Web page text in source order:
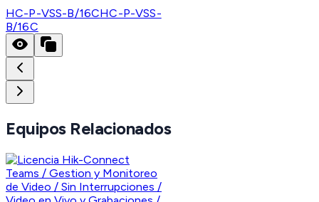
HC-P-VSS-B/16CHC-P-VSS-
B/16C
Equipos Relacionados